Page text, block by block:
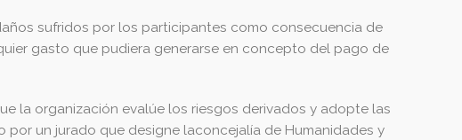
sufridos por los participantes como consecuencia de
gasto que pudiera generarse en concepto del pago de
la organización evalúe los riesgos derivados y adopte las
un jurado que designe laconcejalía de Humanidades y